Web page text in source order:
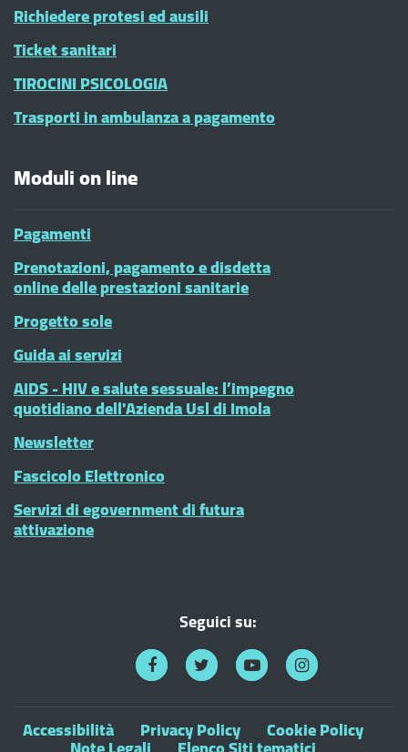
Richiedere protesi ed ausili
Ticket sanitari
TIROCINI PSICOLOGIA
Trasporti in ambulanza a pagamento
Moduli on line
Pagamenti
Prenotazioni, pagamento e disdetta
online delle prestazioni sanitarie
Progetto sole
Guida ai servizi
AIDS - HIV e salute sessuale: l’impegno
quotidiano dell'Azienda Usl di Imola
Newsletter
Fascicolo Elettronico
Servizi di egovernment di futura
attivazione
Seguici su:
Accessibilità Privacy Policy Cookie Policy